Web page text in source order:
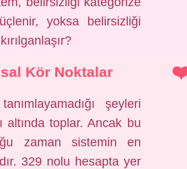
yoksa belirsizliği
Kör Noktalar
şeyleri
altında toplar. Ancak bu
zaman sistemin en
329 nolu hesapta yer